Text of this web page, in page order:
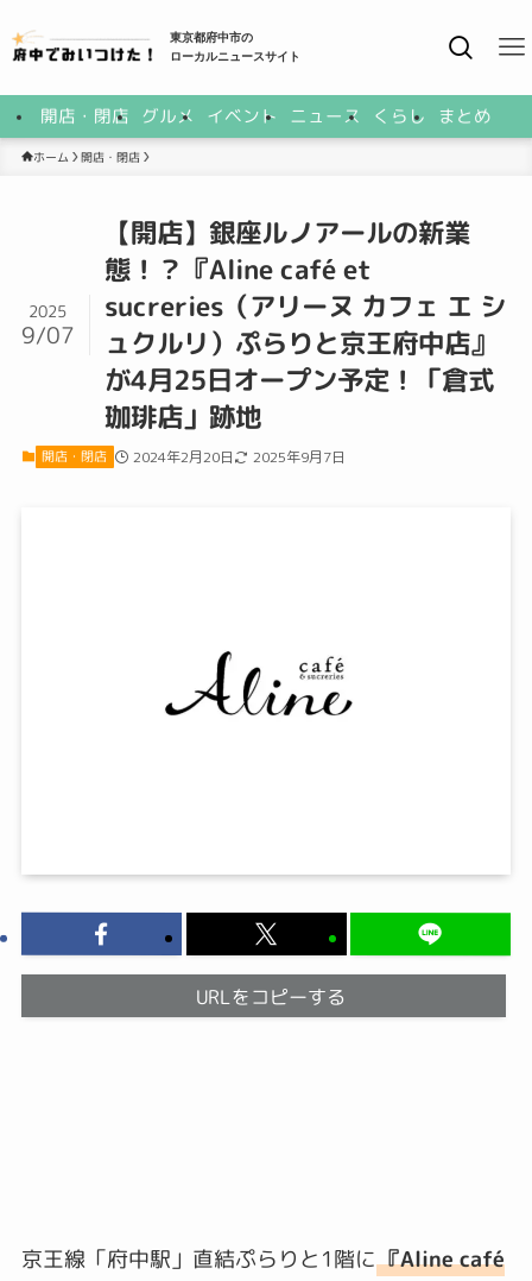
東京都府中市の
ローカルニュースサイト
開店・閉店 グルメ イベント ニュース くらし まとめ
ホーム 開店・閉店
【開店】銀座ルノアールの新業
態！？『Aline café et
sucreries（アリーヌ カフェ エ シ
ュクルリ）ぷらりと京王府中店』
が4月25日オープン予定！「倉式
珈琲店」跡地
2025
9/07
開店・閉店 2024年2月20日 2025年9月7日
URLをコピーする
京王線「府中駅」直結ぷらりと1階に『Aline café